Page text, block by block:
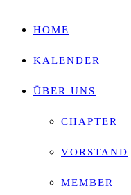
HOME
KALENDER
ÜBER UNS
CHAPTER
VORSTAND
MEMBER